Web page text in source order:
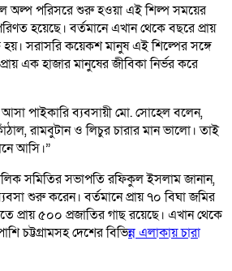
অল্প পরিসরে শুরু হওয়া এই শিল্প সময়ের
হয়েছে। বর্তমানে এখান থেকে বছরে প্রায়
হয়। সরাসরি কয়েকশ মানুষ এই শিল্পের সঙ্গে
এক হাজার মানুষের জীবিকা নির্ভর করে
আসা পাইকারি ব্যবসায়ী মো. সোহেল বলেন,
রামবুটান ও লিচুর চারার মান ভালো। তাই
আসি।”
সমিতির সভাপতি রফিকুল ইসলাম জানান,
শুরু করেন। বর্তমানে প্রায় ৭০ বিঘা জমির
প্রায় ৫০০ প্রজাতির গাছ রয়েছে। এখান থেকে
চট্টগ্রামসহ দেশের বিভিন্ন এলাকায় চারা